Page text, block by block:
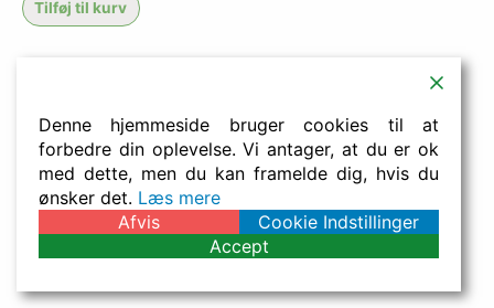
Tilføj til kurv
Denne hjemmeside bruger cookies til at
forbedre din oplevelse. Vi antager, at du er ok
med dette, men du kan framelde dig, hvis du
ønsker det. Læs mere
Afvis
Cookie Indstillinger
Accept
Powered byITKoncept